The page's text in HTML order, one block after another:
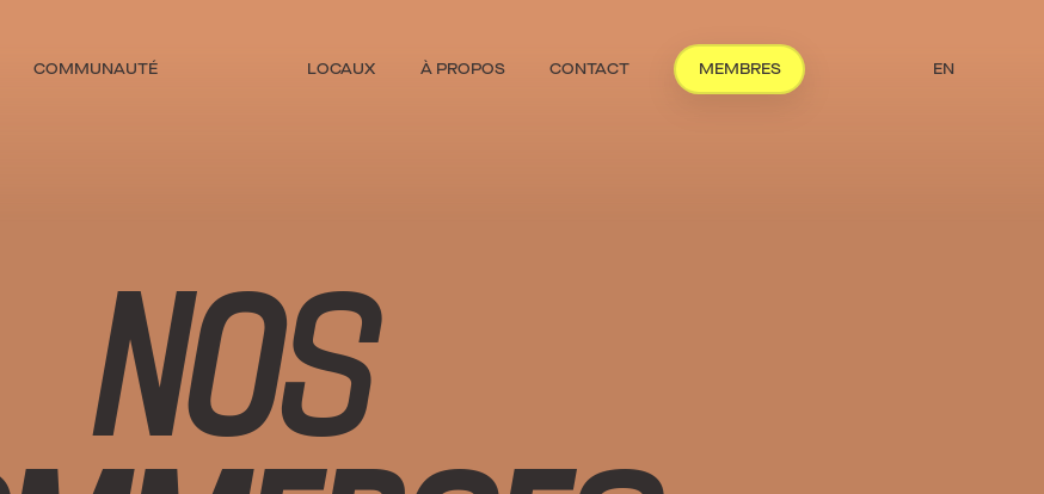
COMMUNAUTÉ LOCAUX À PROPOS CONTACT MEMBRES EN
NOS